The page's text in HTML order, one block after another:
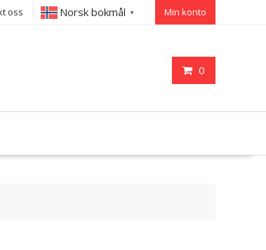
oss Norsk bokmål ▼ Min konto
0